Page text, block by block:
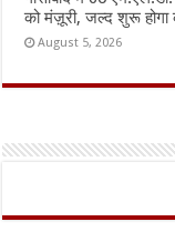
को मंज़ूरी, जल्द शुरू होगा
August 5, 2026